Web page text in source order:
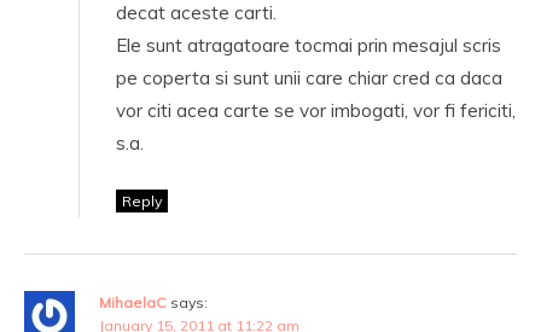
decat aceste carti.
Ele sunt atragatoare tocmai prin mesajul scris
pe coperta si sunt unii care chiar cred ca daca
vor citi acea carte se vor imbogati, vor fi fericiti,
s.a.
Reply
MihaelaC says:
January 15, 2011 at 11:22 am